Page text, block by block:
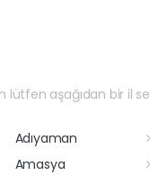
lütfen aşağıdan bir il
Adıyaman
Amasya